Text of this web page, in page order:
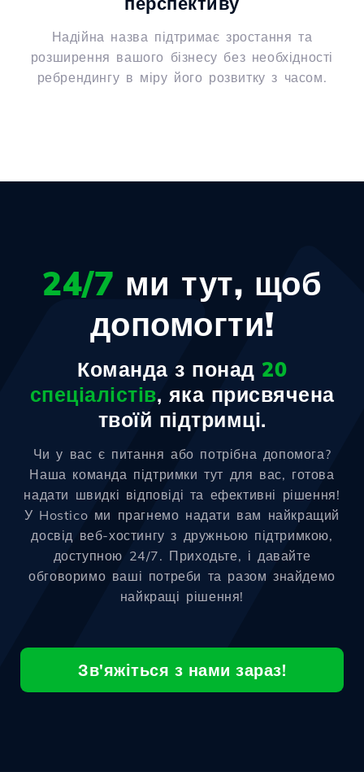
Надійна назва підтримає зростання та
розширення вашого бізнесу без необхідності
ребрендингу в міру його розвитку з часом.
24/7 ми тут, щоб
допомогти!
Команда з понад 20
спеціалістів, яка присвячена
твоїй підтримці.
Чи у вас є питання або потрібна допомога?
Наша команда підтримки тут для вас, готова
надати швидкі відповіді та ефективні рішення!
У Hostico ми прагнемо надати вам найкращий
досвід веб-хостингу з дружньою підтримкою,
доступною 24/7. Приходьте, і давайте
обговоримо ваші потреби та разом знайдемо
найкращі рішення!
Зв'яжіться з нами зараз!